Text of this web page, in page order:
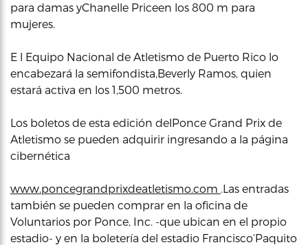
para damas yChanelle Priceen los 800 m para
mujeres.
E l Equipo Nacional de Atletismo de Puerto Rico lo
encabezará la semifondista,Beverly Ramos, quien
estará activa en los 1,500 metros.
Los boletos de esta edición delPonce Grand Prix de
Atletismo se pueden adquirir ingresando a la página
cibernética
www.poncegrandprixdeatletismo.com .Las entradas
también se pueden comprar en la oficina de
Voluntarios por Ponce, Inc. -que ubican en el propio
estadio- y en la boletería del estadio Francisco‘Paquito